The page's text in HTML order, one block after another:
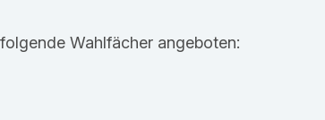
Wahlfächer angeboten: